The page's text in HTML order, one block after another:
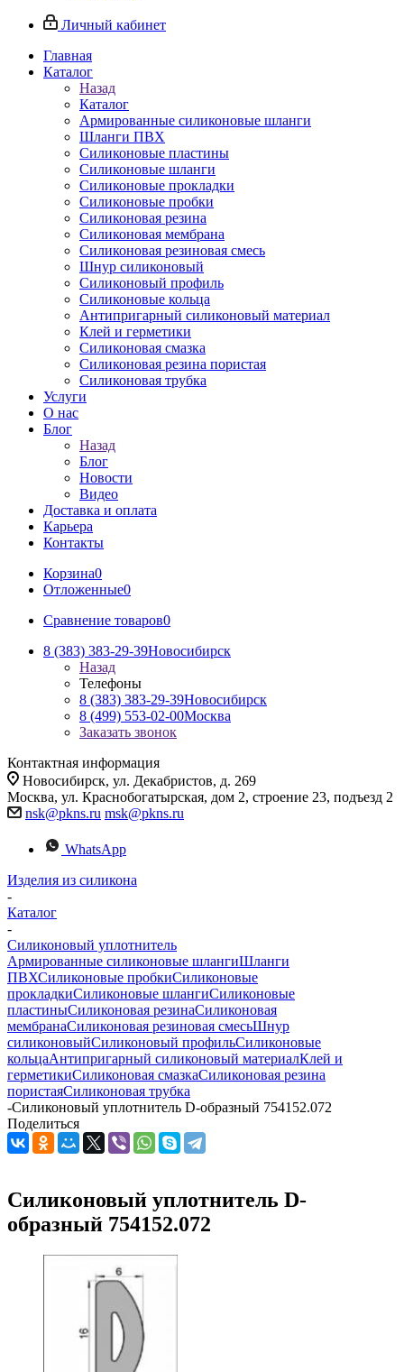
Личный кабинет
Главная
Каталог
Назад
Каталог
Армированные силиконовые шланги
Шланги ПВХ
Силиконовые пластины
Силиконовые шланги
Силиконовые прокладки
Силиконовые пробки
Силиконовая резина
Силиконовая мембрана
Силиконовая резиновая смесь
Шнур силиконовый
Силиконовый профиль
Силиконовые кольца
Антипригарный силиконовый материал
Клей и герметики
Силиконовая смазка
Силиконовая резина пористая
Силиконовая трубка
Услуги
О нас
Блог
Назад
Блог
Новости
Видео
Доставка и оплата
Карьера
Контакты
Корзина0
Отложенные0
Сравнение товаров0
8 (383) 383-29-39Новосибирск
Назад
Телефоны
8 (383) 383-29-39Новосибирск
8 (499) 553-02-00Москва
Заказать звонок
Контактная информация
Новосибирск, ул. Декабристов, д. 269
Москва, ул. Краснобогатырская, дом 2, строение 23, подъезд 2
nsk@pkns.ru msk@pkns.ru
WhatsApp
Изделия из силикона
-
Каталог
-
Силиконовый уплотнитель
Армированные силиконовые шлангиШланги
ПВХСиликоновые пробкиСиликоновые
прокладкиСиликоновые шлангиСиликоновые
пластиныСиликоновая резинаСиликоновая
мембранаСиликоновая резиновая смесьШнур
силиконовыйСиликоновый профильСиликоновые
кольцаАнтипригарный силиконовый материалКлей и
герметикиСиликоновая смазкаСиликоновая резина
пористаяСиликоновая трубка
-Силиконовый уплотнитель D-образный 754152.072
Поделиться
Силиконовый уплотнитель D-
образный 754152.072